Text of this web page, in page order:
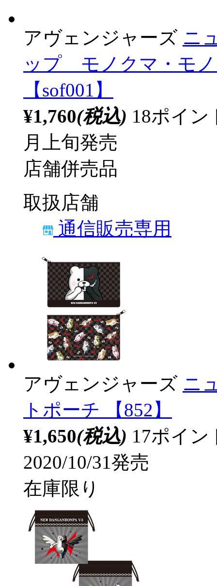
アヴェンジャーズ ニ
ップ モノクマ・モノ
【sof001】
¥1,760(税込) 18ポイ
月上旬発売
店舗併売品
取扱店舗
通信販売専用
アヴェンジャーズ ニ
トポーチ 【852】
¥1,650(税込) 17ポイ
2020/10/31発売
在庫限り